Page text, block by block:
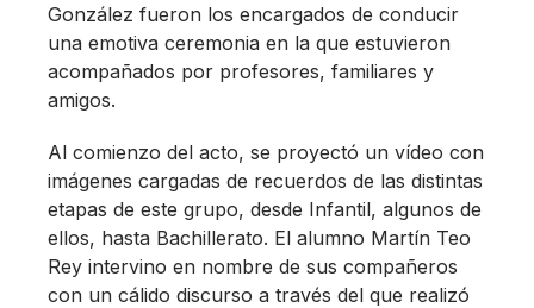
González fueron los encargados de conducir
una emotiva ceremonia en la que estuvieron
acompañados por profesores, familiares y
amigos.
Al comienzo del acto, se proyectó un vídeo con
imágenes cargadas de recuerdos de las distintas
etapas de este grupo, desde Infantil, algunos de
ellos, hasta Bachillerato. El alumno Martín Teo
Rey intervino en nombre de sus compañeros
con un cálido discurso a través del que realizó